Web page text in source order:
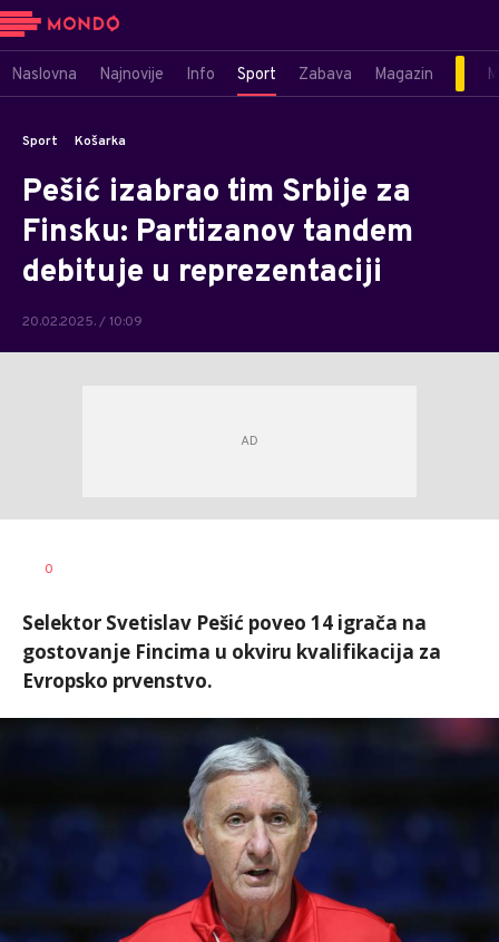
Naslovna Najnovije Info Sport Zabava Magazin
Sport Košarka
Pešić izabrao tim Srbije za
Finsku: Partizanov tandem
debituje u reprezentaciji
20.02.2025. / 10:09
AUTOR
0
Selektor Svetislav Pešić poveo 14 igrača na
gostovanje Fincima u okviru kvalifikacija za
Evropsko prvenstvo.